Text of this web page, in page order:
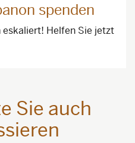
spenden
eskaliert! Helfen Sie jetzt
Sie auch